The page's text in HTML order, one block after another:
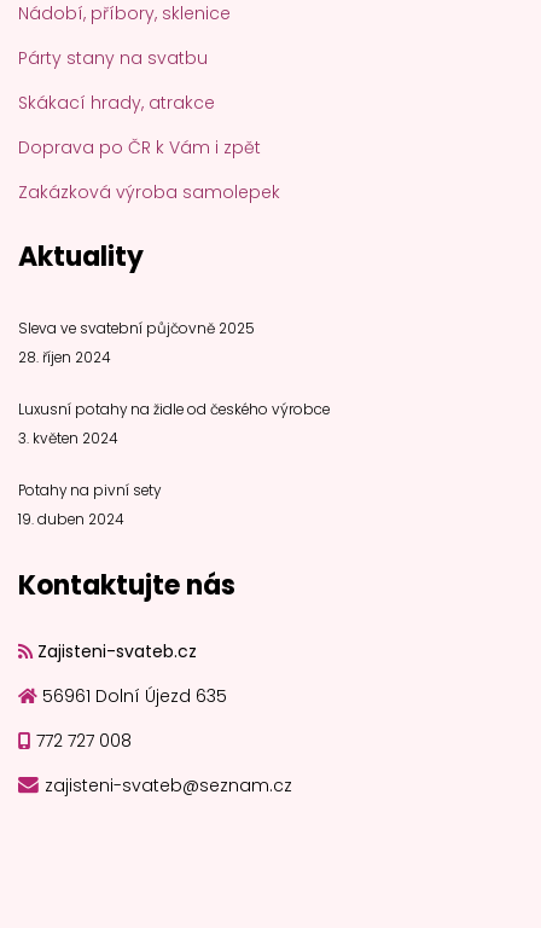
Nádobí, příbory, sklenice
Párty stany na svatbu
Skákací hrady, atrakce
Doprava po ČR k Vám i zpět
Zakázková výroba samolepek
Aktuality
Sleva ve svatební půjčovně 2025
28. říjen 2024
Luxusní potahy na židle od českého výrobce
3. květen 2024
Potahy na pivní sety
19. duben 2024
Kontaktujte nás
Zajisteni-svateb.cz
56961 Dolní Újezd 635
772 727 008
zajisteni-svateb@seznam.cz